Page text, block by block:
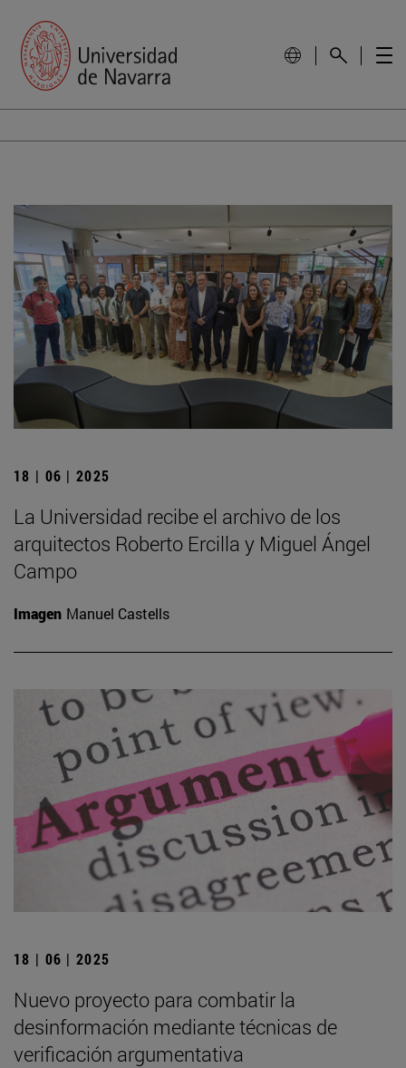
18 | 06 | 2025
La Universidad recibe el archivo de los
arquitectos Roberto Ercilla y Miguel Ángel
Campo
Imagen Manuel Castells
18 | 06 | 2025
Nuevo proyecto para combatir la
desinformación mediante técnicas de
verificación argumentativa